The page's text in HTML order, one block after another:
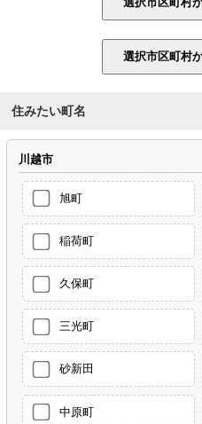
住みたい町名
川越市
旭町
稲荷町
久保町
三光町
砂新田
中原町